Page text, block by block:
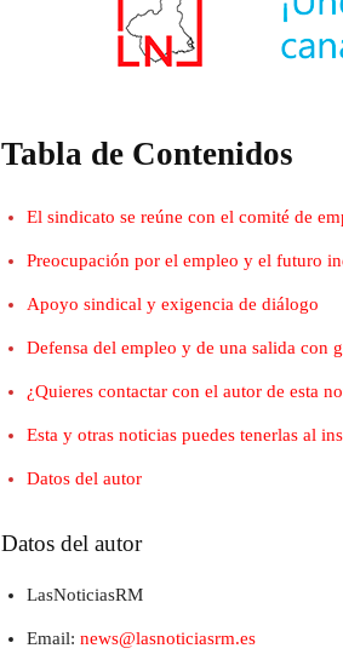
Tabla de Contenidos
El sindicato se reúne con el comité de
Preocupación por el empleo y el futuro
Apoyo sindical y exigencia de diálogo
Defensa del empleo y de una salida con
¿Quieres contactar con el autor de esta
Esta y otras noticias puedes tenerlas al
Datos del autor
Datos del autor
LasNoticiasRM
Email: news@lasnoticiasrm.es